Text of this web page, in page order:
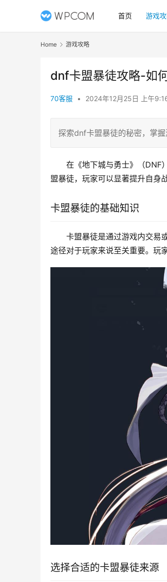
首页 游戏
Home 游戏攻略
dnf卡盟暴徒攻略-如
70客服 • 2024年12月25日 上午
探索dnf卡盟暴徒的秘密，掌握
在《地下城与勇士》（DNF
盟暴徒，玩家可以显著提升自身
卡盟暴徒的基础知识
卡盟暴徒是通过游戏内交易
途径对于玩家来说至关重要。玩
选择合适的卡盟暴徒来源